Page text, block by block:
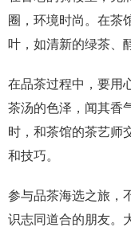
圈，环境时尚。在茶
叶，如清新的绿茶、
在品茶过程中，要用
茶汤的色泽，闻其香
时，和茶馆的茶艺师
和技巧。
参与品茶海选之旅，
识志同道合的朋友。